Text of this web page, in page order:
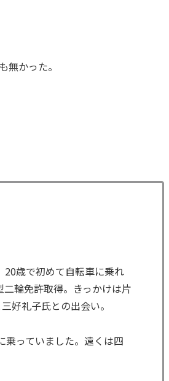
無かった。
歳で初めて自転車に乗れ
輪免許取得。きっかけは片
好礼子氏との出会い。
乗っていました。遠くは四